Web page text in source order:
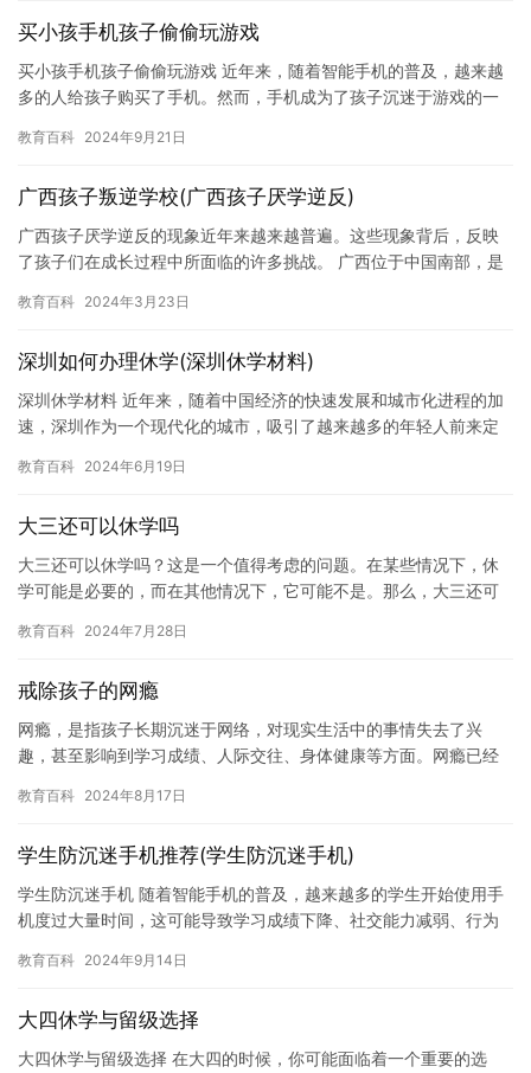
买小孩手机孩子偷偷玩游戏
买小孩手机孩子偷偷玩游戏 近年来，随着智能手机的普及，越来越
多的人给孩子购买了手机。然而，手机成为了孩子沉迷于游戏的一
那么…
教育百科 2024年9月21日
广西孩子叛逆学校(广西孩子厌学逆反)
广西孩子厌学逆反的现象近年来越来越普遍。这些现象背后，反映
了孩子们在成长过程中所面临的许多挑战。 广西位于中国南部，是
了多…
教育百科 2024年3月23日
深圳如何办理休学(深圳休学材料)
深圳休学材料 近年来，随着中国经济的快速发展和城市化进程的加
速，深圳作为一个现代化的城市，吸引了越来越多的年轻人前来定
更好…
教育百科 2024年6月19日
大三还可以休学吗
大三还可以休学吗？这是一个值得考虑的问题。在某些情况下，休
学可能是必要的，而在其他情况下，它可能不是。那么，大三还可
学。休…
教育百科 2024年7月28日
戒除孩子的网瘾
网瘾，是指孩子长期沉迷于网络，对现实生活中的事情失去了兴
趣，甚至影响到学习成绩、人际交往、身体健康等方面。网瘾已经
负面影响…
教育百科 2024年8月17日
学生防沉迷手机推荐(学生防沉迷手机)
学生防沉迷手机 随着智能手机的普及，越来越多的学生开始使用手
机度过大量时间，这可能导致学习成绩下降、社交能力减弱、行为
注的…
教育百科 2024年9月14日
大四休学与留级选择
大四休学与留级选择 在大四的时候，你可能面临着一个重要的选